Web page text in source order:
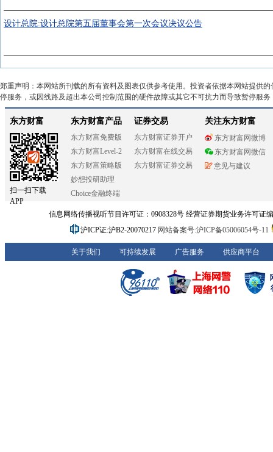
设计总院:设计总院第五届董事会第一次会议决议公告
郑重声明：本网站所刊载的所有资料及图表仅供参考使用。投资者依据本网站提供
停服务，或因线路及超出本公司控制范围的硬件故障或其它不可抗力而导致暂停服